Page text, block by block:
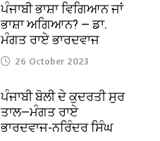
ਪੰਜਾਬੀ ਭਾਸ਼ਾ ਵਿਗਿਆਨ ਜਾਂ
ਭਾਸ਼ਾ ਅਗਿਆਨ? — ਡਾ.
ਮੰਗਤ ਰਾਏ ਭਾਰਦਵਾਜ
26 October 2023
ਪੰਜਾਬੀ ਬੋਲੀ ਦੇ ਕੁਦਰਤੀ ਸੁਰ
ਤਾਲ—ਮੰਗਤ ਰਾਏ
ਭਾਰਦਵਾਜ-ਨਰਿੰਦਰ ਸਿੰਘ